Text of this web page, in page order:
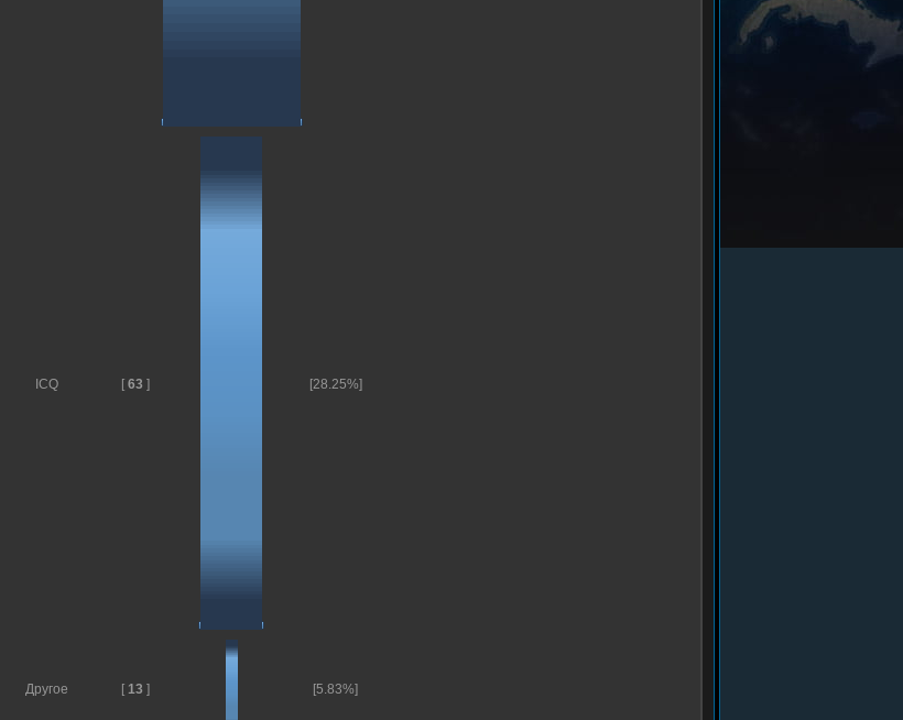
ICQ [ 63 ] [28.25%]
Другое [ 13 ] [5.83%]